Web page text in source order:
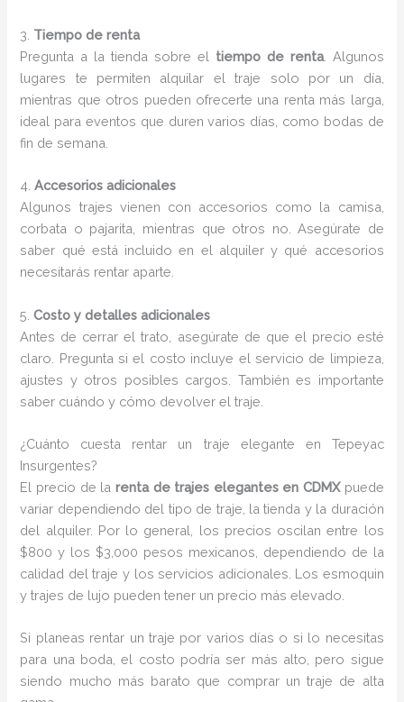
3. Tiempo de renta
Pregunta a la tienda sobre el tiempo de renta. Algunos
lugares te permiten alquilar el traje solo por un día,
mientras que otros pueden ofrecerte una renta más larga,
ideal para eventos que duren varios días, como bodas de
fin de semana.
4.Accesorios adicionales
Algunos trajes vienen con accesorios como la camisa,
corbata o pajarita, mientras que otros no. Asegúrate de
saber qué está incluido en el alquiler y qué accesorios
necesitarás rentar aparte.
5.Costo y detalles adicionales
Antes de cerrar el trato, asegúrate de que el precio esté
claro. Pregunta si el costo incluye el servicio de limpieza,
ajustes y otros posibles cargos. También es importante
saber cuándo y cómo devolver el traje.
¿Cuánto cuesta rentar un traje elegante en Tepeyac
Insurgentes?
El precio de la renta de trajes elegantes en CDMXpuede
variar dependiendo del tipo de traje, la tienda y la duración
del alquiler. Por lo general, los precios oscilan entre los
$800 y los $3,000 pesos mexicanos, dependiendo de la
calidad del traje y los servicios adicionales. Los esmoquin
y trajes de lujo pueden tener un precio más elevado.
Si planeas rentar un traje por varios días o si lo necesitas
para una boda, el costo podría ser más alto, pero sigue
siendo mucho más barato que comprar un traje de alta